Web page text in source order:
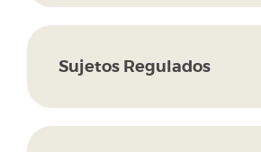
Sujetos Regulados